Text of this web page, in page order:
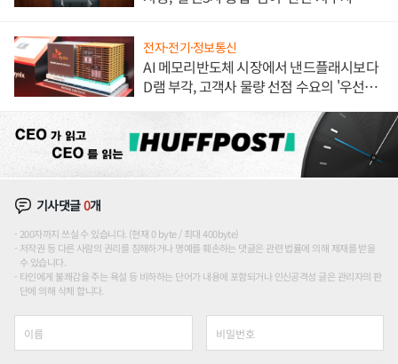
전자·전기·정보통신
AI 메모리반도체 시장에서 낸드플래시보다
D램 부각, 고객사 물량 선점 수요의 '우선순
기사댓글0개
200자까지 쓰실 수 있습니다. (현재 0 byte / 최대 400byte)
저작권 등 다른 사람의 권리를 침해하거나 명예를 훼손하는 댓글은 관련 법률에 의해 제재를 받을
수 있습니다.
타인에게 불쾌감을 주는 욕설 등 비하하는 단어가 내용에 포함되거나 인신공격성 글은 관리자의 판
단에 의해 삭제 합니다.